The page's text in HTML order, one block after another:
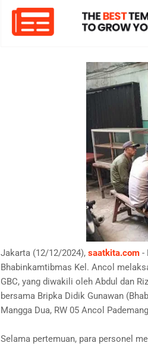
Jakarta (12/12/2024), saatkita.com-
Bhabinkamtibmas Kel. Ancol
GBC, yang diwakili oleh Abdul dan
bersama Bripka Didik Gunawan
Mangga Dua, RW 05 Ancol
Selama pertemuan, para personel